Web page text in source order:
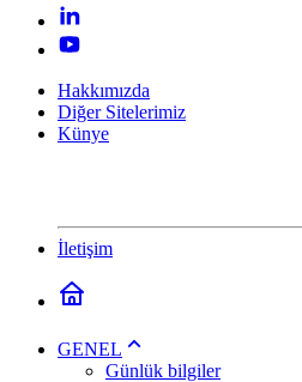
Hakkımızda
Diğer Sitelerimiz
Künye
İletişim
GENEL
Günlük bilgiler